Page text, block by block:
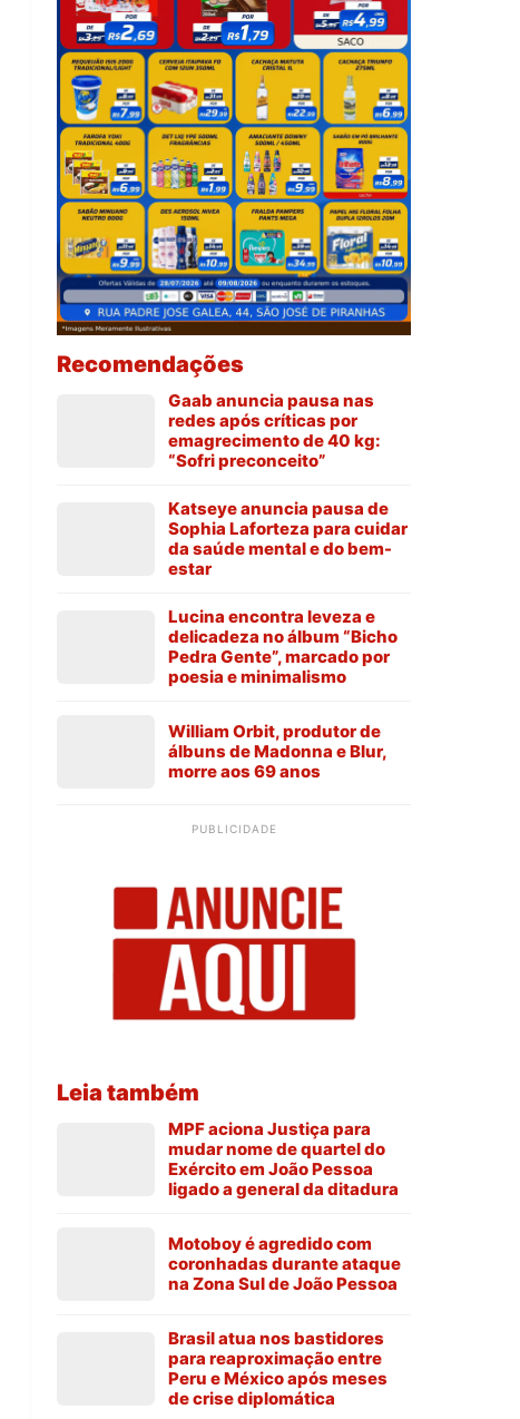
Recomendações
Gaab anuncia pausa nas
redes após críticas por
emagrecimento de 40 kg:
“Sofri preconceito”
Katseye anuncia pausa de
Sophia Laforteza para cuidar
da saúde mental e do bem-
estar
Lucina encontra leveza e
delicadeza no álbum “Bicho
Pedra Gente”, marcado por
poesia e minimalismo
William Orbit, produtor de
álbuns de Madonna e Blur,
morre aos 69 anos
PUBLICIDADE
Leia também
MPF aciona Justiça para
mudar nome de quartel do
Exército em João Pessoa
ligado a general da ditadura
Motoboy é agredido com
coronhadas durante ataque
na Zona Sul de João Pessoa
Brasil atua nos bastidores
para reaproximação entre
Peru e México após meses
de crise diplomática